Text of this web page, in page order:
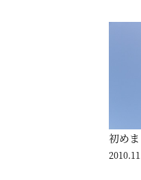
初め